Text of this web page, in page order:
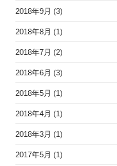
2018年9月 (3)
2018年8月 (1)
2018年7月 (2)
2018年6月 (3)
2018年5月 (1)
2018年4月 (1)
2018年3月 (1)
2017年5月 (1)